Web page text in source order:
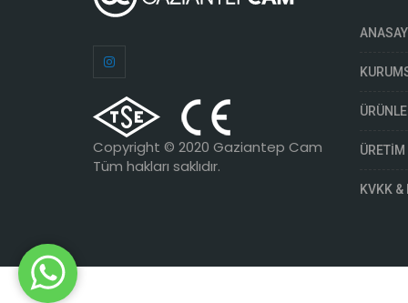
Copyright © 2020 Gaziantep Cam
Tüm hakları saklıdır.
ÜRETİM
KVKK &